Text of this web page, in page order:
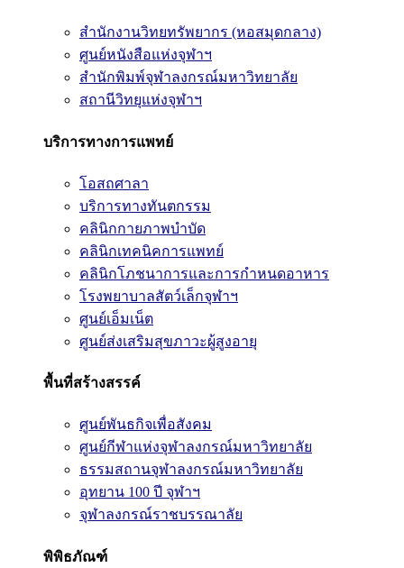
สำนักงานวิทยทรัพยากร (หอสมุดกลาง)
ศูนย์หนังสือแห่งจุฬาฯ
สำนักพิมพ์จุฬาลงกรณ์มหาวิทยาลัย
สถานีวิทยุแห่งจุฬาฯ
บริการทางการแพทย์
โอสถศาลา
บริการทางทันตกรรม
คลินิกกายภาพบำบัด
คลินิกเทคนิคการแพทย์
คลินิกโภชนาการและการกำหนดอาหาร
โรงพยาบาลสัตว์เล็กจุฬาฯ
ศูนย์เอ็มเน็ต
ศูนย์ส่งเสริมสุขภาวะผู้สูงอายุ
พื้นที่สร้างสรรค์
ศูนย์พันธกิจเพื่อสังคม
ศูนย์กีฬาแห่งจุฬาลงกรณ์มหาวิทยาลัย
ธรรมสถานจุฬาลงกรณ์มหาวิทยาลัย
อุทยาน 100 ปี จุฬาฯ
จุฬาลงกรณ์ราชบรรณาลัย
พิพิธภัณฑ์